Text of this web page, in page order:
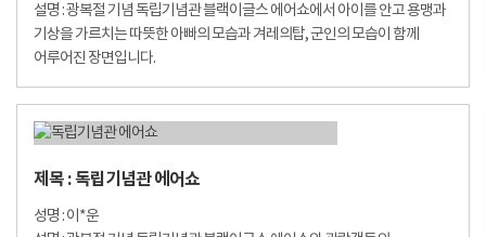
설명 : 광복절 기념 독립기념관 블랙이글스 에어쇼에서 아이를 안고 용맹과
기상을 가르치는 따뜻한 아빠의 모습과 겨레의탑, 군인의 모습이 함께
어루어진 장면입니다.
제목 : 독립기념관 에어쇼
성명 : 이*운